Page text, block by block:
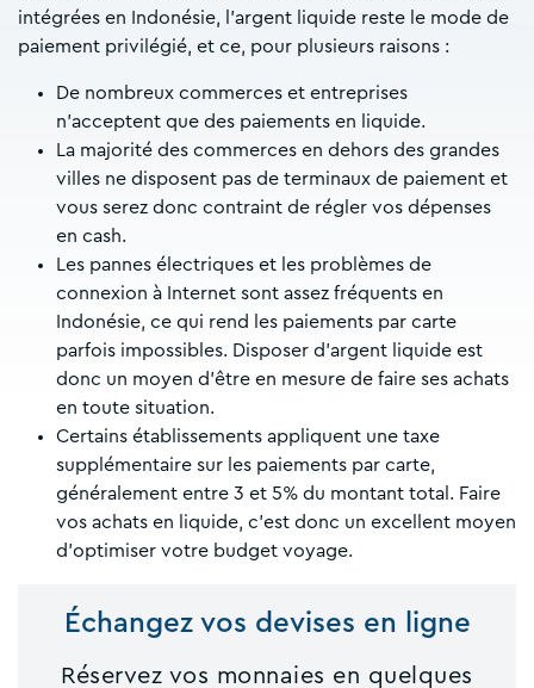
intégrées en Indonésie, l’argent liquide reste le mode de
paiement privilégié, et ce, pour plusieurs raisons :
De nombreux commerces et entreprises
n’acceptent que des paiements en liquide.
La majorité des commerces en dehors des grandes
villes ne disposent pas de terminaux de paiement et
vous serez donc contraint de régler vos dépenses
en cash.
Les pannes électriques et les problèmes de
connexion à Internet sont assez fréquents en
Indonésie, ce qui rend les paiements par carte
parfois impossibles. Disposer d’argent liquide est
donc un moyen d’être en mesure de faire ses achats
en toute situation.
Certains établissements appliquent une taxe
supplémentaire sur les paiements par carte,
généralement entre 3 et 5% du montant total. Faire
vos achats en liquide, c’est donc un excellent moyen
d’optimiser votre budget voyage.
Échangez vos devises en ligne
Réservez vos monnaies en quelques